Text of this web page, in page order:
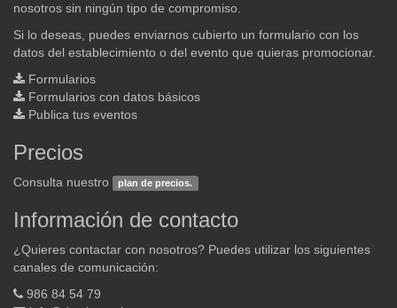
nosotros sin ningún tipo de compromiso.
Si lo deseas, puedes enviarnos cubierto un formulario con los
datos del establecimiento o del evento que quieras promocionar.
Formularios
Formularios con datos básicos
Publica tus eventos
Precios
Consulta nuestro plan de precios.
Información de contacto
¿Quieres contactar con nosotros? Puedes utilizar los siguientes
canales de comunicación:
986 84 54 79